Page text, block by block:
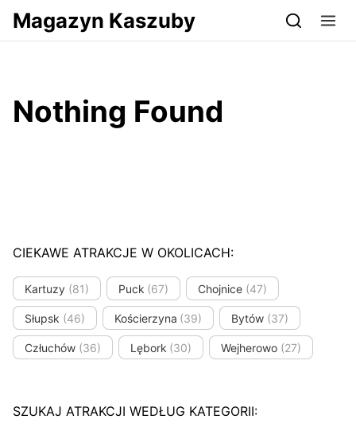
Przejdź do serwisu magazynkaszuby.pl
Magazyn Kaszuby
Nothing Found
CIEKAWE ATRAKCJE W OKOLICACH:
Kartuzy (81) Puck (67) Chojnice (47)
Słupsk (46) Kościerzyna (39) Bytów (37)
Człuchów (36) Lębork (30) Wejherowo (27)
SZUKAJ ATRAKCJI WEDŁUG KATEGORII: